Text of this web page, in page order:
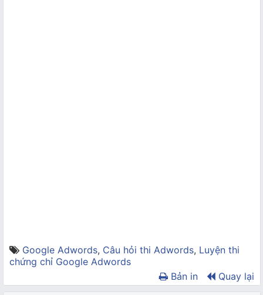
Google Adwords, Câu hỏi thi Adwords, Luyện thi
chứng chỉ Google Adwords
Bản in
Quay lại